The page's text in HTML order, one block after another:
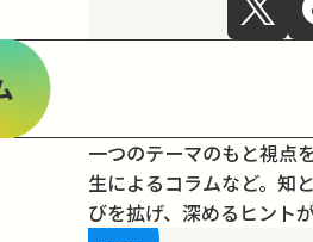
一つのテーマのもと視点
生によるコラムなど。 知
びを拡げ、深めるヒント